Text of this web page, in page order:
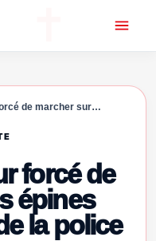
de marcher sur…
forcé de
épines
la police